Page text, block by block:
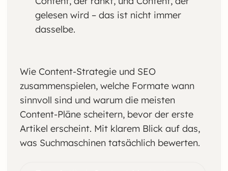
gelesen wird – das ist nicht immer
dasselbe.
Wie Content-Strategie und SEO
zusammenspielen, welche Formate wann
sinnvoll sind und warum die meisten
Content-Pläne scheitern, bevor der erste
Artikel erscheint. Mit klarem Blick auf das,
was Suchmaschinen tatsächlich bewerten.